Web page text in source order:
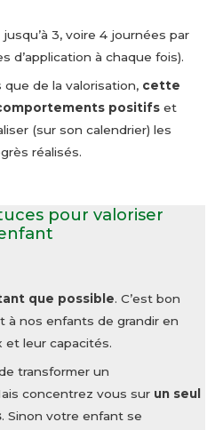
3, voire 4 journées par
d’application à chaque fois).
que de la valorisation, cette
positifs et
(sur son calendrier) les
réalisés.
pour valoriser
que possible. C’est bon
à nos enfants de grandir en
et leur capacités.
transformer un
concentrez vous sur un seul
. Sinon votre enfant se